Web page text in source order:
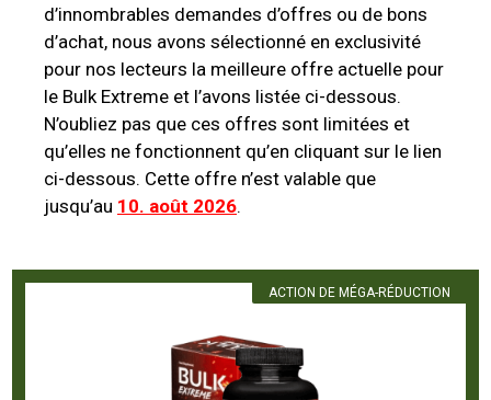
d’innombrables demandes d’offres ou de bons
d’achat, nous avons sélectionné en exclusivité
pour nos lecteurs la meilleure offre actuelle pour
le Bulk Extreme et l’avons listée ci-dessous.
N’oubliez pas que ces offres sont limitées et
qu’elles ne fonctionnent qu’en cliquant sur le lien
ci-dessous. Cette offre n’est valable que
jusqu’au 10. août 2026.
ACTION DE MÉGA-RÉDUCTION